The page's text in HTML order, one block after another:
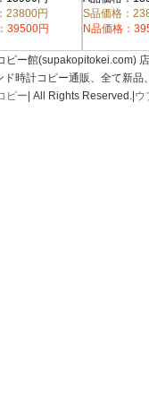
23800円
39500円
S品価格：
N品価格：
ピー館(supakopitokei.com)
ド時計コピー通販、全て新
ピー | All Rights Reserved.| ウ